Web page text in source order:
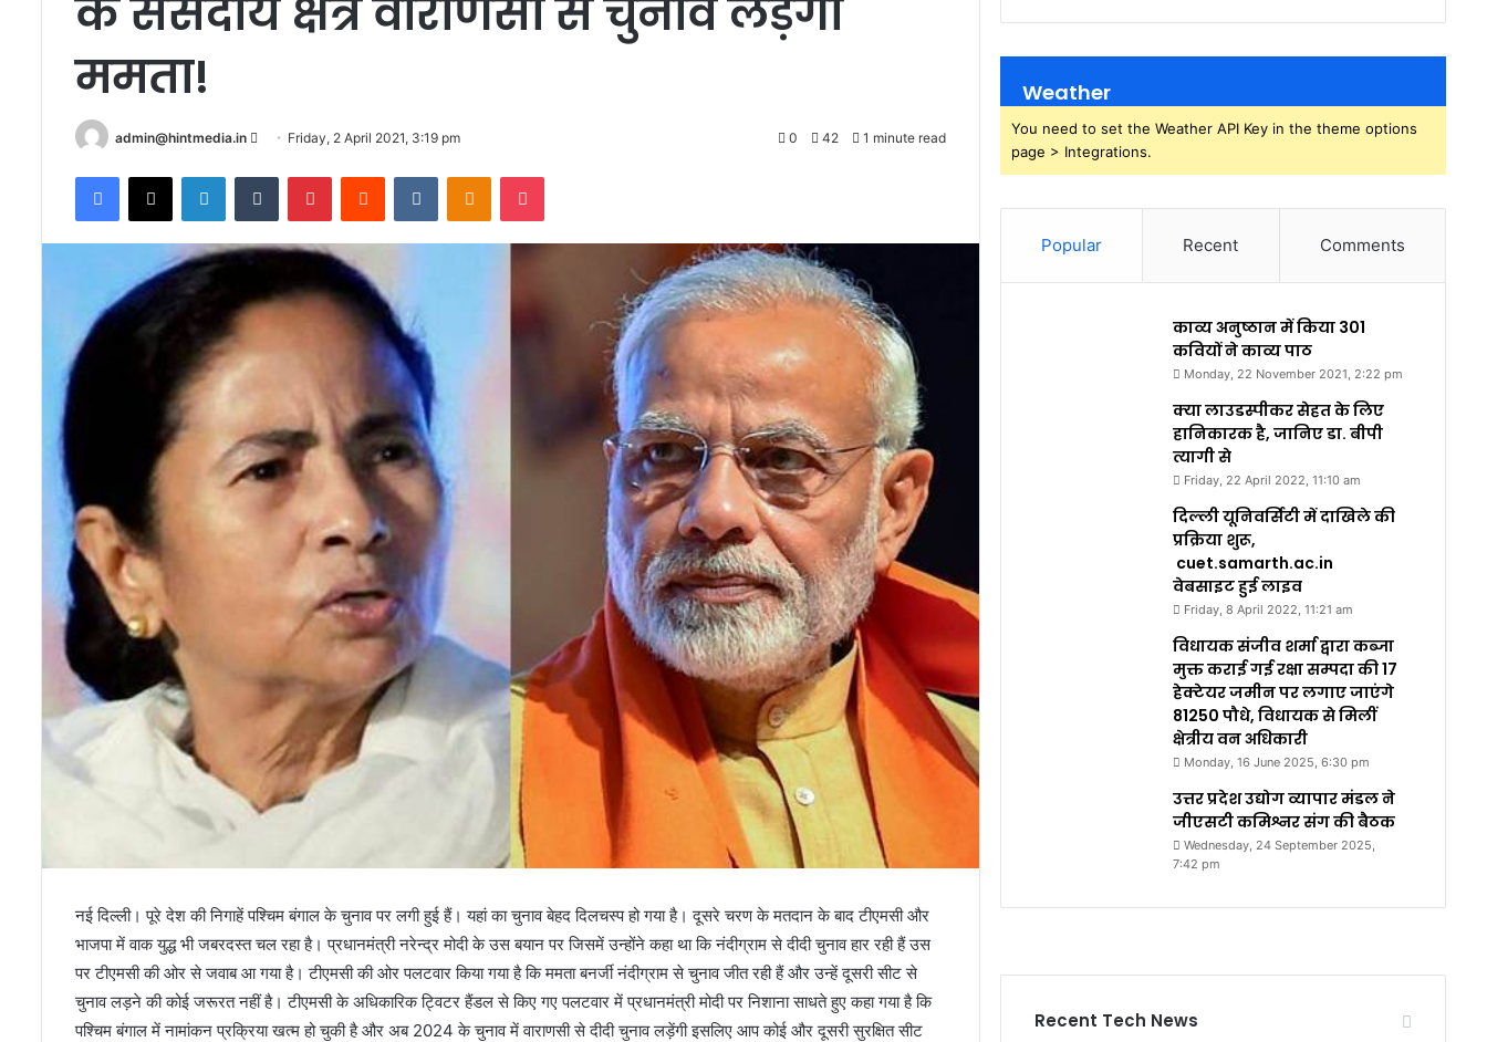
के संसदीय क्षेत्र वाराणसी से चुनाव लड़ेंगी
ममता!
admin@hintmedia.in
Send
email
Friday, 2 April 2021, 3:19 pm 0 42 1 minute read
Facebook
X LinkedInTumblr PinterestReddit VKontakteOdnoklassniki
Pocket
नई दिल्ली। पूरे देश की निगाहें पश्चिम बंगाल के चुनाव पर लगी हुई हैं। यहां का चुनाव बेहद दिलचस्प हो गया है। दूसरे चरण के मतदान के बाद टीएमसी और
भाजपा में वाक युद्ध भी जबरदस्त चल रहा है। प्रधानमंत्री नरेन्द्र मोदी के उस बयान पर जिसमें उन्होंने कहा था कि नंदीग्राम से दीदी चुनाव हार रही हैं उस
पर टीएमसी की ओर से जवाब आ गया है। टीएमसी की ओर पलटवार किया गया है कि ममता बनर्जी नंदीग्राम से चुनाव जीत रही हैं और उन्हें दूसरी सीट से
चुनाव लड़ने की कोई जरूरत नहीं है। टीएमसी के अधिकारिक ट्विटर हैंडल से किए गए पलटवार में प्रधानमंत्री मोदी पर निशाना साधते हुए कहा गया है कि
पश्चिम बंगाल में नामांकन प्रक्रिया खत्म हो चुकी है और अब 2024 के चुनाव में वाराणसी से दीदी चुनाव लड़ेंगी इसलिए आप कोई और दूसरी सुरक्षित सीट
Weather
You need to set the Weather API Key in the theme options
page > Integrations.
Popular Recent Comments
काव्य अनुष्ठान में किया 301
कवियों ने काव्य पाठ
Monday, 22 November 2021, 2:22 pm
क्या लाउडस्पीकर सेहत के लिए
हानिकारक है, जानिए डा. बीपी
त्यागी से
Friday, 22 April 2022, 11:10 am
दिल्ली यूनिवर्सिटी में दाखिले की
प्रक्रिया शुरू,
cuet.samarth.ac.in
वेबसाइट हुई लाइव
Friday, 8 April 2022, 11:21 am
विधायक संजीव शर्मा द्वारा कब्जा
मुक्त कराई गई रक्षा सम्पदा की 17
हेक्टेयर जमीन पर लगाए जाएंगे
81250 पौधे, विधायक से मिलीं
क्षेत्रीय वन अधिकारी
Monday, 16 June 2025, 6:30 pm
उत्तर प्रदेश उद्योग व्यापार मंडल ने
जीएसटी कमिश्नर संग की बैठक
Wednesday, 24 September 2025,
7:42 pm
Recent Tech News